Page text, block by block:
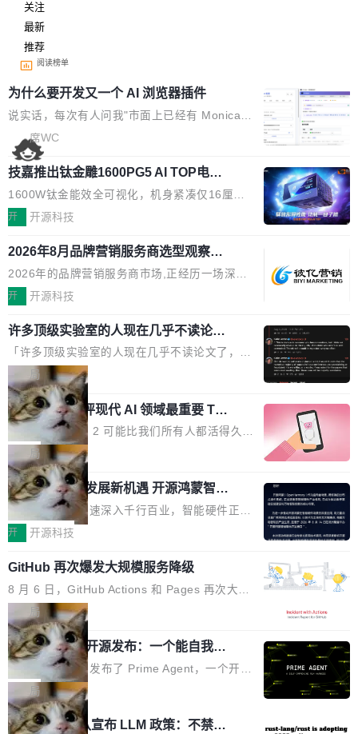
关注
最新
推荐
阅读榜单
为什么要开发又一个 AI 浏览器插件
说实话，每次有人问我"市面上已经有 Monica、
Sider、Copilot for Chrome 这些 AI 浏览器插件
了，你为什么还要再做一个"，我都觉得这个问题
问得好。 因为我自己也是从用户变成开发者的。
现有产品的天花板 我用过不少 AI 浏览器插件。
刚开始觉得都挺好——选中一段文字，弹出解
要。但用久了你会发现，它们本质上都是同一类
东西：一个带网页上下文的聊天框。 它们能读取
页面的文本，然后把文本丢给大模型，再返回一
段回答。仅此而已。 这当然有用，但总觉得差点
意思。比如我在一个后台管理系统里，需要填50
个表单字段，每个字段还有联动逻辑；比如我
想...
席WC
技嘉推出钛金雕1600PG5 AI TOP电
源：为发烧级主机与本地AI算力打造旗
舰供电方案
1600W钛金能效全可视化，机身紧凑仅16厘米
继2026台北电脑展首度亮相后，技嘉科技近日正
电源专为发烧级DIY主机与本地AI算力平台打
造，整机长度仅16厘米，提供1600W额定功率
与80PLUS钛金能效；支持ATX 3.1与PCIe 5.1
规范，结合服务器级元件、完善供电线材与内置
实时LCD监控屏，可充分满足当下高阶PC主机
的严苛使用需求。 澎湃功率，紧凑机身 钛金雕1
600PG5 AI TOP具备强悍输出功率，同时实现
机身尺寸大幅精简。整机长度仅16厘米，属于同
功率段机身尺寸十分紧凑的1600W电源产品。小
巧机身有效提升市面主流标准A...
开 开源科技
2026年8月品牌营销服务商选型观察：
从流量思维到品牌资产思维的范式转移
2026年的品牌营销服务商市场,正经历一场深刻
的价值重构。全球全案品牌代理机构市场从2025
复合增长率达5.44%,预计2032年将突破120亿美
元。数字广告与公共关系相关服务市场更是从20
25年的8463亿美元扩张至2026年的8763亿美
元。数字的背后是一个清晰的事实——品牌对专
业化营销服务的需求从未如此迫切。 但市场扩容
的同时,服务商的竞争逻辑正在改变。2026年Top
Agency年度合辑的观察指出,“产品”这个离消费
者最近的载体,在整个品牌营销层面的权重显著变
高了。全域营销服务商的竞争正在从规模转向深
度,案例厚度、全域覆盖、多线协同...
开 开源科技
许多顶级实验室的人现在几乎不读论文
了
「许多顶级实验室的人现在几乎不读论文了，而
且他们认为 ICLR/ICML/NeurIPS 充斥着大量过
度宣传和欺诈。」 OpenAI 研究员 Keller Jorda
n 这条推文引发了广泛讨论。他不是在说风凉
话，他是说出了一个圈内人尽皆知但很少公开捅
破的事实。 Jordan 随后补充了一句软化声明：
「我不认为这些会议上大部分论文都在过度宣传
或造假。问题是，作为读者，如果你筛选出那些
看起来最令人兴奋的论文，那它们大部分都是过
度宣传的。」 这才是真正的痛点。不是所有论文
都有问题，是最吸引眼球的那批论文最有问题。
他引用的帖子来自 Mathew Shen，一位 ICLR 2
026 的读者：「看了篇 ...
局
xAI 前工程师评现代 AI 领域最重要 Top
3 开源项目
Flash Attention 2 可能比我们所有人都活得久。
这句话不是来自某个技术博客，而是出自 Hieu
Pham 的一条推文。Hieu Pham 是谁？他是 xAI
的早期工程师之一，在 Grok 训练基础设施团队
工作过。近日他在 X 上发了一条帖子，列出了他
认为现代 AI 领域最重要的三个开源项目。 第一
理由很具体。FA 系列不需要解释，但 FA2 是他
认为最重要的一个——复杂度恰到好处，刚好能
驱动你去学 CuTe，但还没被那些"邪恶的" Hopp
er++ 优化所淹没，足够容易修改和适配。 更关
键的是 FA2 的持久性...
局
共商智能硬件发展新机遇 开源鸿蒙智能
硬件开发者日杭州站即将举行
随着万物智联加速深入千行百业，智能硬件正从
单点设备迈向智能化、网联化、协同化发展。作
鸿蒙通过统一技术底座和分布式能力，为不同类
型智能设备的开发、连接与互联提供关键支撑，
也为产业链企业探索产品创新与商业增长打开新
的空间。 8月14日，开源鸿蒙智能硬件开发者日
（OHDD：OpenHarmony Hardware Develope
r Day）将在杭州启航。活动面向智能硬件产业
链企业和开发者，邀请行业专家与资深技术顾
问，围绕开源鸿蒙技术能力、设备适配、芯片适
配、功耗与稳定性调优、兼容性测评及统一互联
开 开源科技
GitHub 再次爆发大规模服务降级
8 月 6 日，GitHub Actions 和 Pages 再次大规
模服务降级，Actions 完全不可用超过 5 小时，
webhook 停发，连自托管 runner 也因调度层故
障无法工作。Pages、Copilot code review、C
opilot coding agent 全部受影响。从检测到完全
恢复，大约 12 小时。 这是 2026 年 8 月的第六
起事故，其中四起与 AI/Copilot 服务相关。 Git
Hub 员工 kdaigle 在 HN 讨论中贴出了一组数
局
Prime Agent 开源发布：一个能自我改
进的编程 Agent，ARC-AGI 3 超越人类
专家基线
Prime Intellect 发布了 Prime Agent，一个开源
的编程 Agent Harness，核心设计围绕两个抽
象：Recursive Language Model（RLM）和 C
ontinual Harness。在 ARC-AGI 3 基准测试
局
Rust 项目团队宣布 LLM 政策：不禁